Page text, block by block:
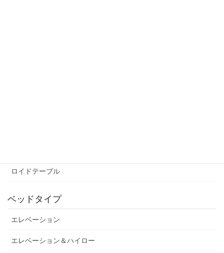
ロイドテーブル
ベッドタイプ
エレベーション
エレベーション＆ハイロー